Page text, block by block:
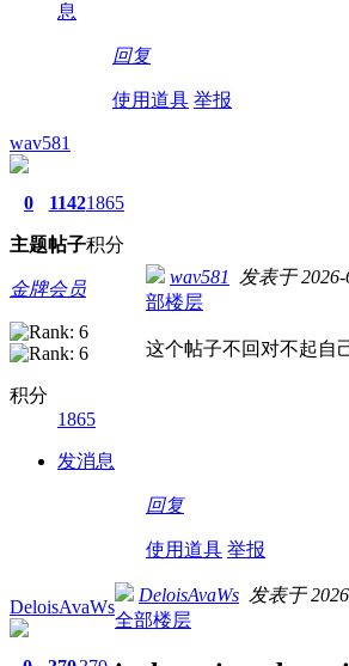
息
回复
使用道具 举报
wav581
0
主题
1142
帖子
1865
积分
金牌会员
积分
1865
发消息
wav581 发表于
部楼层
这个帖子不回对不起自
回复
使用道具 举报
DeloisAvaWs
DeloisAvaWs 发表于
全部楼层